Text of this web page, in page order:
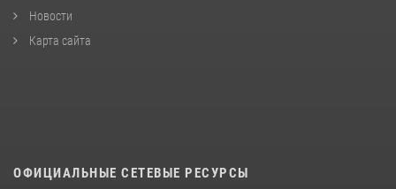
Новости
Карта сайта
ОФИЦИАЛЬНЫЕ СЕТЕВЫЕ РЕСУРСЫ